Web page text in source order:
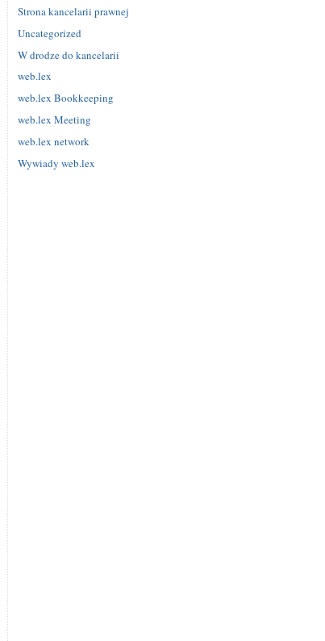
Strona kancelarii prawnej
Uncategorized
W drodze do kancelarii
web.lex
web.lex Bookkeeping
web.lex Meeting
web.lex network
Wywiady web.lex